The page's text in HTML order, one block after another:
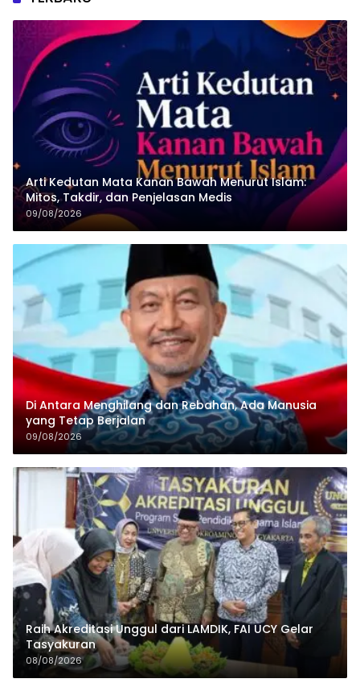
Arti Kedutan Mata Kanan Bawah Menurut Islam:
Mitos, Takdir, dan Penjelasan Medis
09/08/2026
Di Antara Menghilang dan Rebahan, Ada Manusia
yang Tetap Berjalan
09/08/2026
Raih Akreditasi Unggul dari LAMDIK, FAI UCY Gelar
Tasyakuran
08/08/2026